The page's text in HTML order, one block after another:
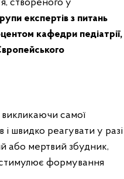
створеного у
експертів з питань
кафедри педіатрії,
викликаючи самої
швидко реагувати у разі
або мертвий збудник,
стимулює формування